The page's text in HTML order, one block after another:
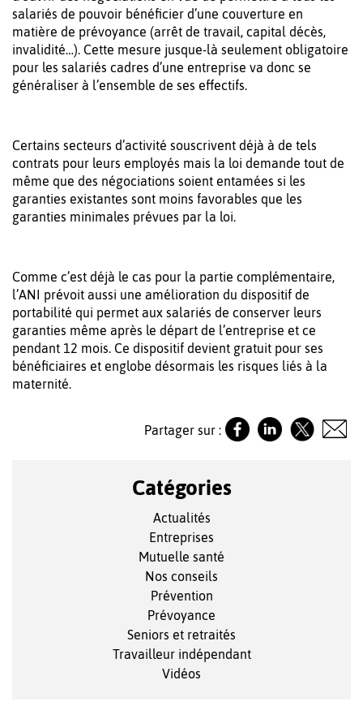
salariés de pouvoir bénéficier d’une couverture en
matière de prévoyance (arrêt de travail, capital décès,
invalidité…). Cette mesure jusque-là seulement obligatoire
pour les salariés cadres d’une entreprise va donc se
généraliser à l’ensemble de ses effectifs.
Certains secteurs d’activité souscrivent déjà à de tels
contrats pour leurs employés mais la loi demande tout de
même que des négociations soient entamées si les
garanties existantes sont moins favorables que les
garanties minimales prévues par la loi.
Comme c’est déjà le cas pour la partie complémentaire,
l’ANI prévoit aussi une amélioration du dispositif de
portabilité qui permet aux salariés de conserver leurs
garanties même après le départ de l’entreprise et ce
pendant 12 mois. Ce dispositif devient gratuit pour ses
bénéficiaires et englobe désormais les risques liés à la
maternité.
Partager sur :
Catégories
Actualités
Entreprises
Mutuelle santé
Nos conseils
Prévention
Prévoyance
Seniors et retraités
Travailleur indépendant
Vidéos